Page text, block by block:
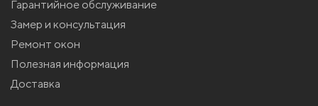
Гарантийное обслуживание
Замер и консультация
Ремонт окон
Полезная информация
Доставка